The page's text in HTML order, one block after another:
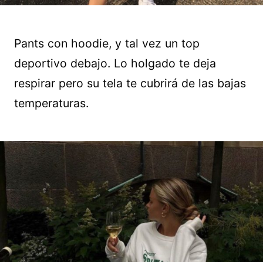
Pants con hoodie, y tal vez un top
deportivo debajo. Lo holgado te deja
respirar pero su tela te cubrirá de las bajas
temperaturas.